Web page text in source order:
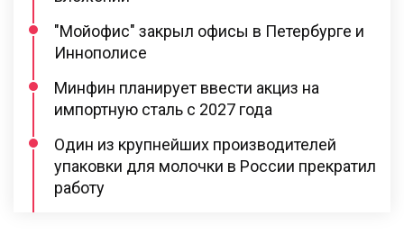
"Мойофис" закрыл офисы в Петербурге и
Иннополисе
Минфин планирует ввести акциз на
импортную сталь с 2027 года
Один из крупнейших производителей
упаковки для молочки в России прекратил
работу